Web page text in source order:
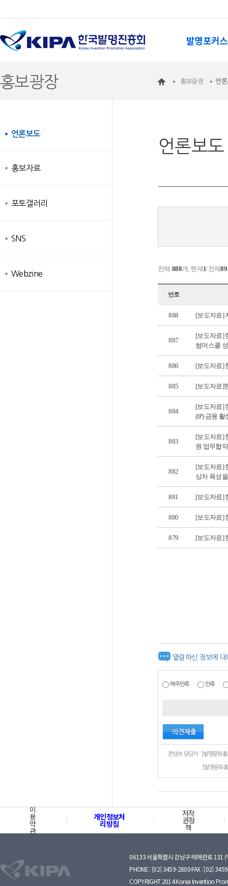
발명포커스
홍보광장 홍보광장 언
언론보도
홍보자료
포토갤러리
SNS
Webzine
언론보도
전체:888개, 현재1/전체89
번호
888 [보도자료]
887
[보도자료]
썸머스쿨
886 [보도자료]
885 [보도자료]
884
[보도자료]
(IP) 금융
883
[보도자료]
원 업무협
882
[보도자료]
상자 육성
881 [보도자료]
880 [보도자료]
879 [보도자료]
열람하신 정보에
매우만족 만족
[발명문화
이
용
약
관
개인정보처
리방침
저작
권정
책
06133 서울특별시 강남구 테헤란로 131 (
PHONE : [02] 3459-2800·FAX : [02]
COPYRIGHT 2014 Korea Invention